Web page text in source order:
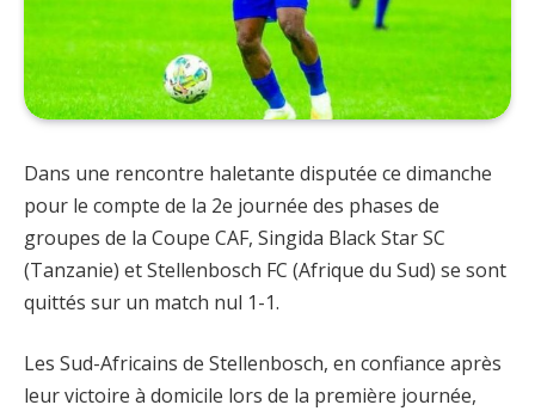
Dans une rencontre haletante disputée ce dimanche
pour le compte de la 2e journée des phases de
groupes de la Coupe CAF, Singida Black Star SC
(Tanzanie) et Stellenbosch FC (Afrique du Sud) se sont
quittés sur un match nul 1-1.
Les Sud-Africains de Stellenbosch, en confiance après
leur victoire à domicile lors de la première journée,